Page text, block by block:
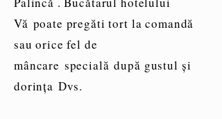
Vă poate pregăti tort la comandă
sau orice fel de
mâncare specială după gustul și
dorința Dvs.